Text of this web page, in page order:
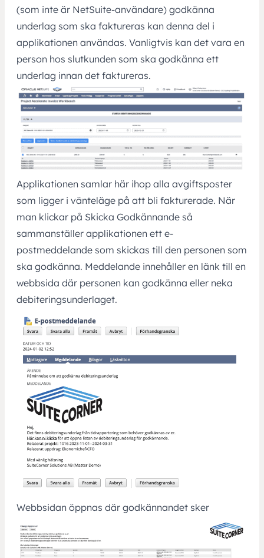
(som inte är NetSuite-användare) godkänna
underlag som ska faktureras kan denna del i
applikationen användas. Vanligtvis kan det vara en
person hos slutkunden som ska godkänna ett
underlag innan det faktureras.
Applikationen samlar här ihop alla avgiftsposter
som ligger i vänteläge på att bli fakturerade. När
man klickar på Skicka Godkännande så
sammanställer applikationen ett e-
postmeddelande som skickas till den personen som
ska godkänna. Meddelande innehåller en länk till en
webbsida där personen kan godkänna eller neka
debiteringsunderlaget.
Webbsidan öppnas där godkännandet sker